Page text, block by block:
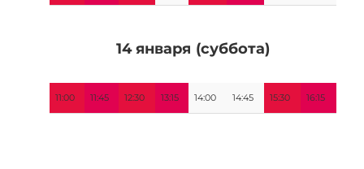
14 января (суббота)
11:00 11:45 12:30 13:15 14:00 14:45 15:30 16:15